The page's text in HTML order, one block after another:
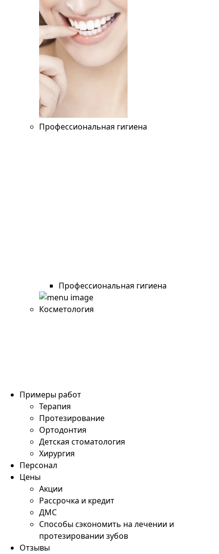
Профессиональная гигиена
Профессиональная гигиена
Косметология
Примеры работ
Терапия
Протезирование
Ортодонтия
Детская стоматология
Хирургия
Персонал
Цены
Акции
Рассрочка и кредит
ДМС
Способы сэкономить на лечении и
протезировании зубов
Отзывы